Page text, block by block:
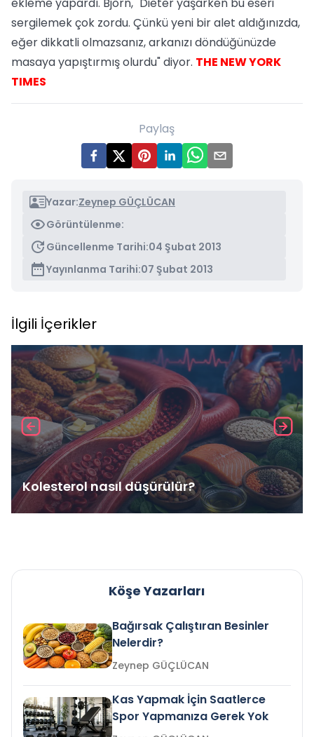
sergilemek çok zordu. Çünkü yeni bir alet aldığınızda,
eğer dikkatli olmazsanız, arkanızı döndüğünüzde
masaya yapıştırmış olurdu" diyor. THE NEW YORK
TIMES
Paylaş
Yazar:Zeynep GÜÇLÜCAN
Görüntülenme:
Güncellenme Tarihi:04 Şubat 2013
Yayınlanma Tarihi:07 Şubat 2013
İlgili İçerikler
Kolesterol nasıl düşürülür?
Köşe Yazarları
Bağırsak Çalıştıran Besinler
Nelerdir?
Zeynep GÜÇLÜCAN
Kas Yapmak İçin Saatlerce
Spor Yapmanıza Gerek Yok